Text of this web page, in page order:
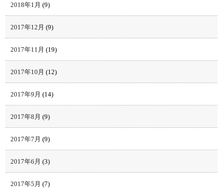
2018年1月 (9)
2017年12月 (9)
2017年11月 (19)
2017年10月 (12)
2017年9月 (14)
2017年8月 (9)
2017年7月 (9)
2017年6月 (3)
2017年5月 (7)